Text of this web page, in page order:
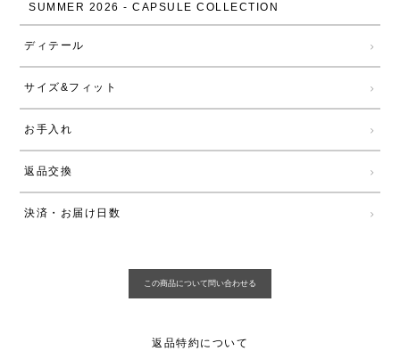
SUMMER 2026 - CAPSULE COLLECTION
ディテール
サイズ&フィット
お手入れ
返品交換
決済・お届け日数
返品特約について